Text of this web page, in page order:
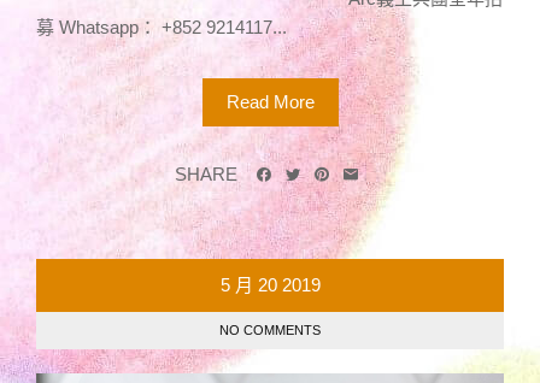
募 Whatsapp： +852 9214117...
Read More
SHARE
5 月 20 2019
NO COMMENTS